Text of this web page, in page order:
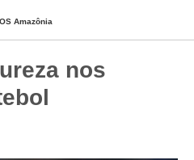
Amazônia
nos